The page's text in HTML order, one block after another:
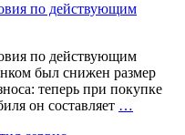
по действующим
по действующим
был снижен размер
теперь при покупке
он составляет …